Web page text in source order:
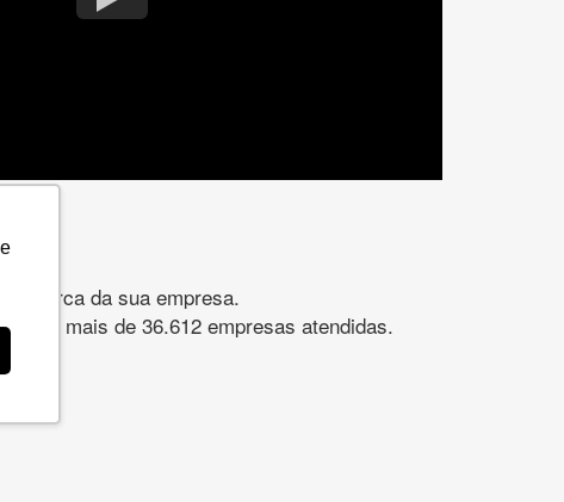
da sua empresa.
São mais de 36.612 empresas atendidas.